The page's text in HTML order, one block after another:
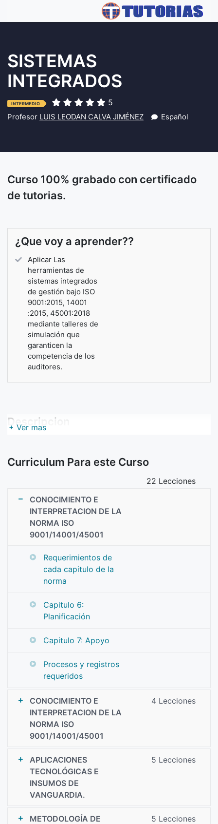
SISTEMAS
INTEGRADOS
INTERMEDIO 5
Profesor LUIS LEODAN CALVA JIMÉNEZ Español
Curso 100% grabado con certificado
de tutorias.
¿Que voy a aprender??
Aplicar Las
herramientas de
sistemas integrados
de gestión bajo ISO
9001:2015, 14001
:2015, 45001:2018
mediante talleres de
simulación que
garanticen la
competencia de los
auditores.
+ Ver mas
Descripcion
Curriculum Para este Curso
22 Lecciones
CONOCIMIENTO E
INTERPRETACION DE LA
NORMA ISO
9001/14001/45001
Requerimientos de
cada capitulo de la
norma
Capitulo 6:
Planificación
Capitulo 7: Apoyo
Procesos y registros
requeridos
CONOCIMIENTO E
INTERPRETACION DE LA
NORMA ISO
9001/14001/45001
4 Lecciones
APLICACIONES
TECNOLÓGICAS E
INSUMOS DE
VANGUARDIA.
5 Lecciones
METODOLOGÍA DE
5 Lecciones